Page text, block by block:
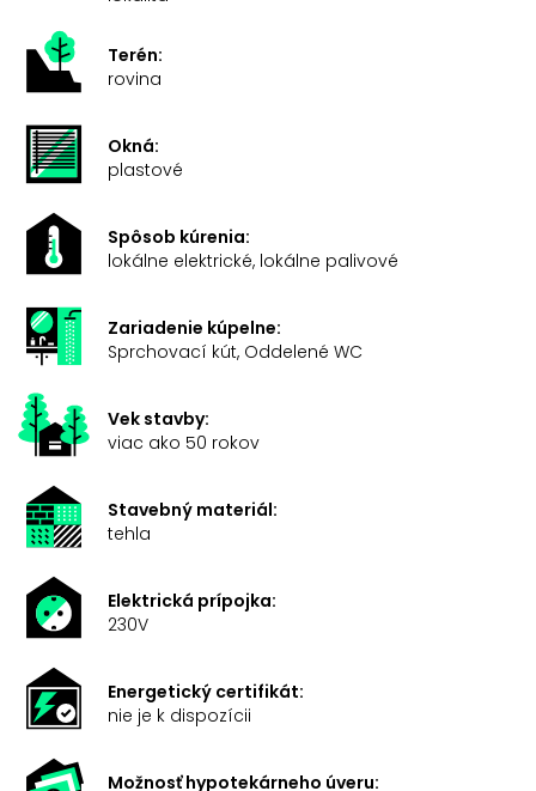
Terén:
rovina
Okná:
plastové
Spôsob kúrenia:
lokálne elektrické, lokálne palivové
Zariadenie kúpelne:
Sprchovací kút, Oddelené WC
Vek stavby:
viac ako 50 rokov
Stavebný materiál:
tehla
Elektrická prípojka:
230V
Energetický certifikát:
nie je k dispozícii
Možnosť hypotekárneho úveru: